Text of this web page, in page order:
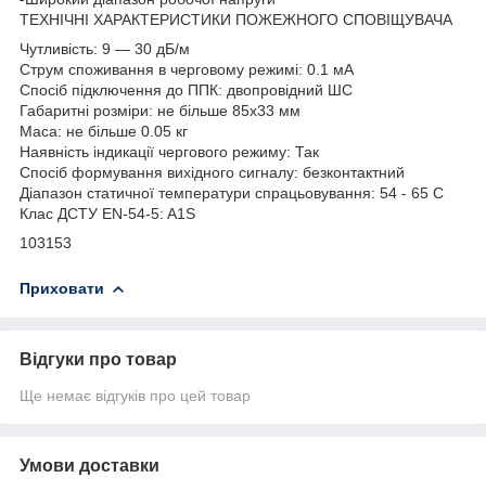
ТЕХНІЧНІ ХАРАКТЕРИСТИКИ ПОЖЕЖНОГО СПОВІЩУВАЧА
Чутливість: 9 — 30 дБ/м
Струм споживання в черговому режимі: 0.1 мА
Спосіб підключення до ППК: двопровідний ШС
Габаритні розміри: не більше 85x33 мм
Маса: не більше 0.05 кг
Наявність індикації чергового режиму: Так
Спосіб формування вихідного сигналу: безконтактний
Діапазон статичної температури спрацьовування: 54 - 65 C
Клас ДСТУ EN-54-5: A1S
103153
Приховати
Відгуки про товар
Ще немає відгуків про цей товар
Умови доставки